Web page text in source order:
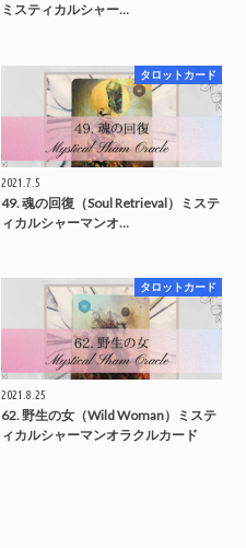
ミスティカルシャー…
タロットカード
2021.7.5
49. 魂の回復（Soul Retrieval）ミステ
ィカルシャーマンオ…
タロットカード
2021.8.25
62. 野生の女（Wild Woman）ミステ
ィカルシャーマンオラクルカード